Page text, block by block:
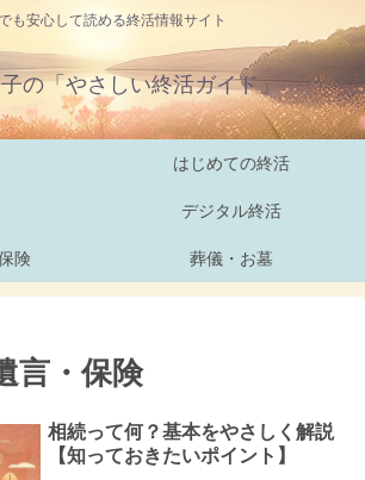
も安心して読める終活情報サイト
の「やさしい終活ガイド」
はじめての終活
デジタル終活
険 葬儀・お墓
言・保険
相続って何？基本をやさしく解説
【知っておきたいポイント】